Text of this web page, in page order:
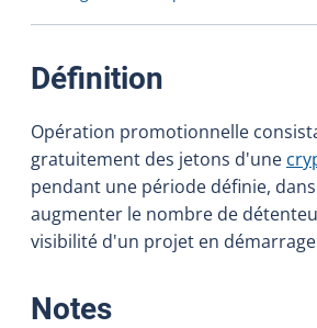
Définition
Opération promotionnelle
gratuitement des jetons d'une
pendant une période définie,
augmenter le nombre de
visibilité d'un projet en
Notes: